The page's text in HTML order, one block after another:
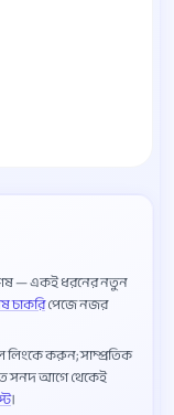
— একই ধরনের নতুন
চাকরিপেজে নজর
করুন; সাম্প্রতিক
সনদ আগে থেকেই
।